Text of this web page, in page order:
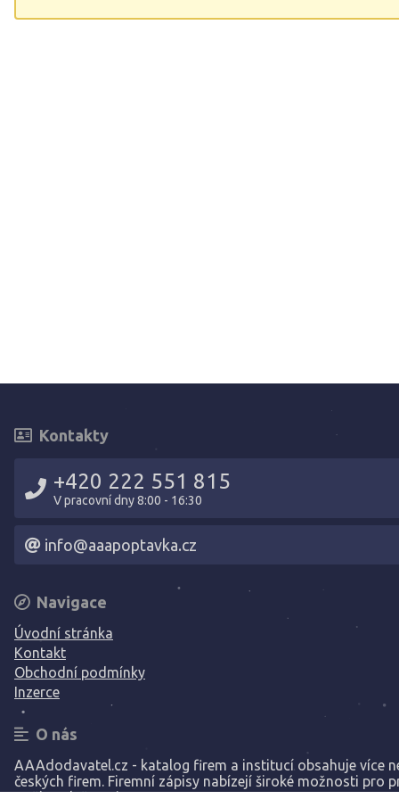
evropské certifikované materiály. Přijďte si vybrat něco
Kontakty
+420 222 551 815
V pracovní dny 8:00 - 16:30
info@aaapoptavka.cz
Navigace
Úvodní stránka
Kontakt
Obchodní podmínky
Inzerce
O nás
AAAdodavatel.cz - katalog firem a institucí obsahuje více
českých firem. Firemní zápisy nabízejí široké možnosti pro